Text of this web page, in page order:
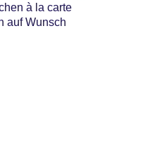
à la carte
auf Wunsch